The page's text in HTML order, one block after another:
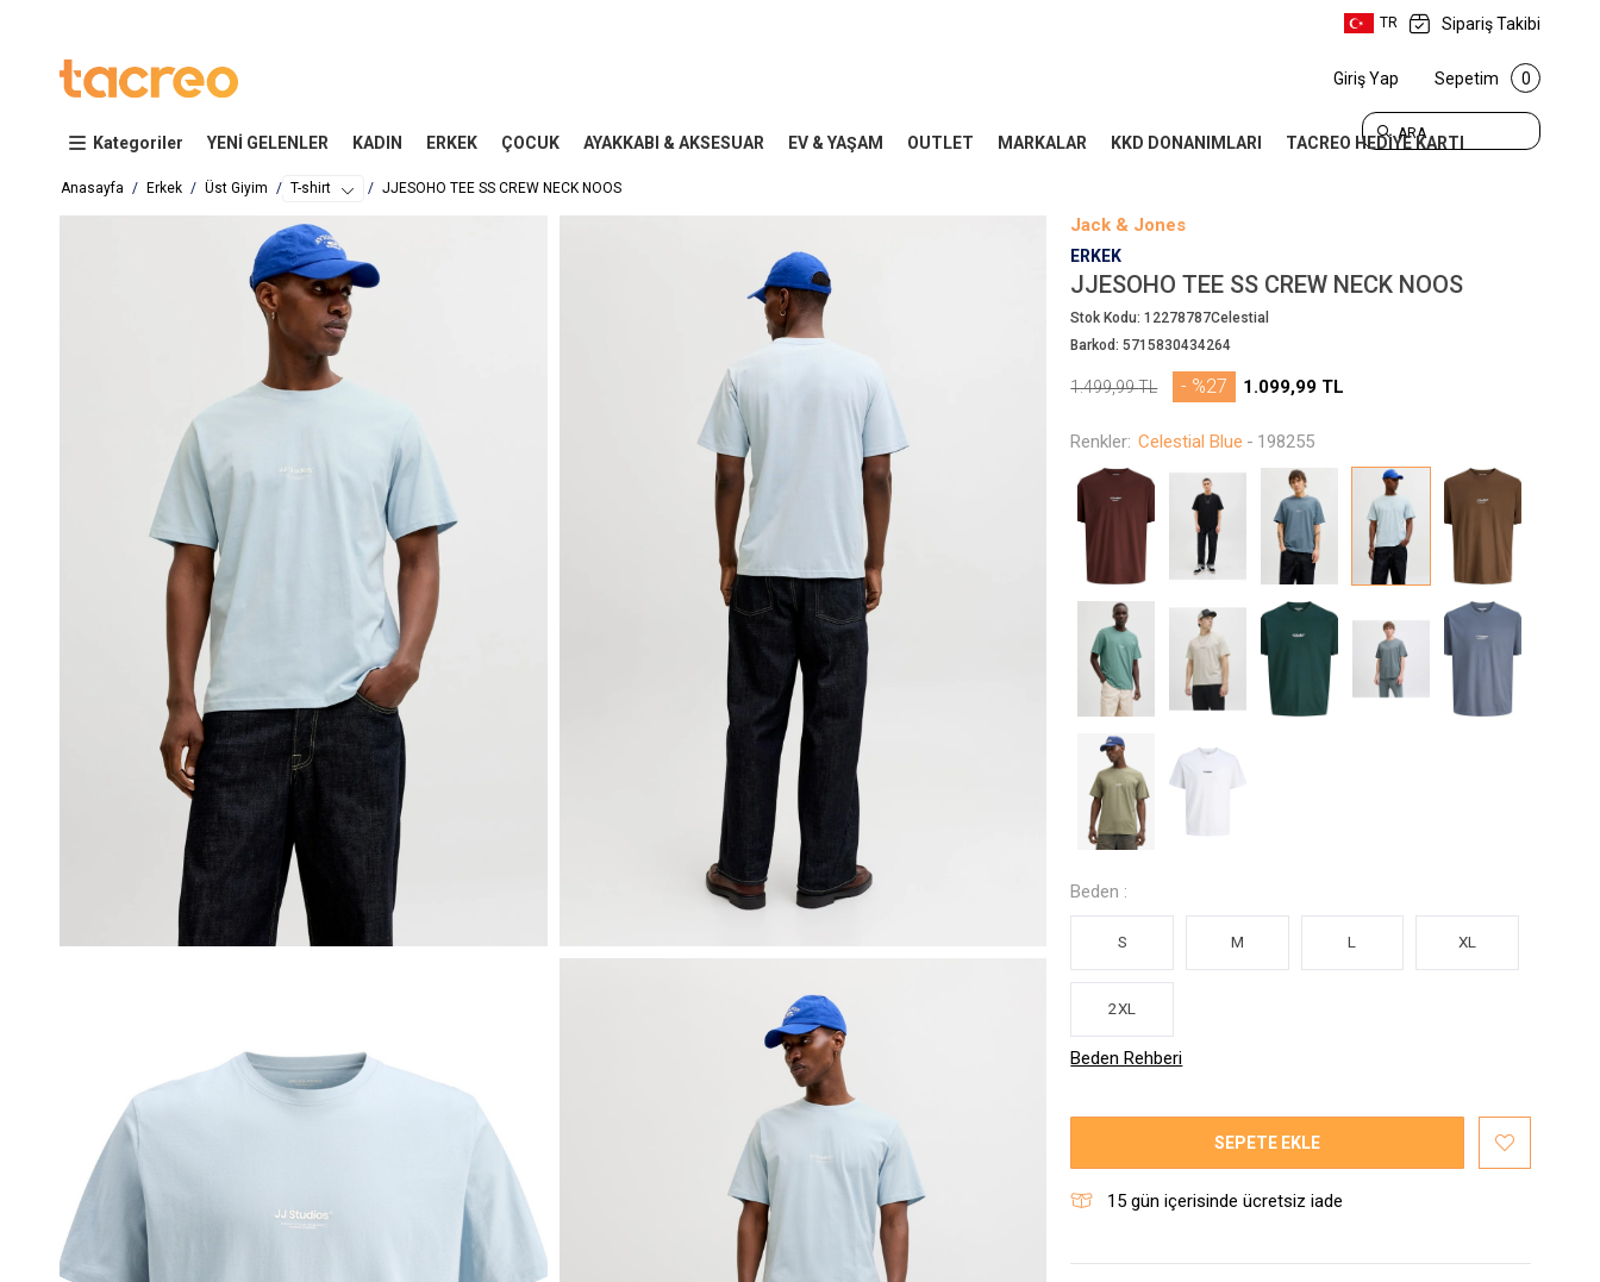
TR Sipariş Takibi
ARA
Giriş Yap Sepetim 0
Kategoriler YENİ GELENLER KADIN ERKEK ÇOCUK AYAKKABI & AKSESUAR EV & YAŞAM OUTLET MARKALAR KKD DONANIMLARI TACREO HEDİYE KARTI
JJESOHO TEE SS CREW NECK NOOS
T-shirt
Üst Giyim
Erkek
Anasayfa
Jack & Jones
ERKEK
JJESOHO TEE SS CREW NECK NOOS
Stok Kodu:12278787Celestial
Barkod:5715830434264
1.499,99TL 1.099,99 TL
- %27
Beden Rehberi
Beden :
S M L XL
2XL
Renkler: Celestial Blue - 198255
SEPETE EKLE
15 gün içerisinde ücretsiz iade